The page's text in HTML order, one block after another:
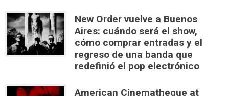
New Order vuelve a Buenos
Aires: cuándo será el show,
cómo comprar entradas y el
regreso de una banda que
redefinió el pop electrónico
American Cinematheque at